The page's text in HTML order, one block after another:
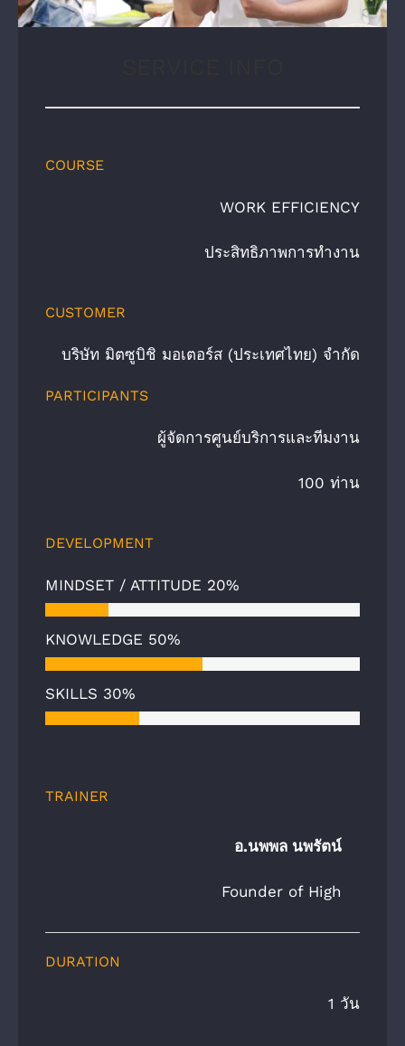
COURSE
WORK EFFICIENCY
ประสิทธิภาพการทำงาน
CUSTOMER
บริษัท มิตซูบิชิ มอเตอร์ส (ประเทศไทย) จํากัด
PARTICIPANTS
ผู้จัดการศูนย์บริการและทีมงาน
100 ท่าน
DEVELOPMENT
MINDSET / ATTITUDE 20%
KNOWLEDGE 50%
SKILLS 30%
TRAINER
อ.นพพล นพรัตน์
Founder of High
DURATION
1 วัน